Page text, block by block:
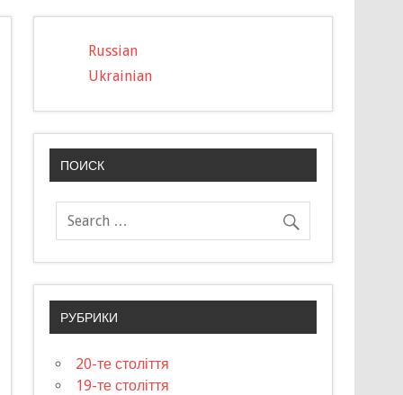
Russian
Ukrainian
ПОИСК
РУБРИКИ
20-те століття
19-те століття